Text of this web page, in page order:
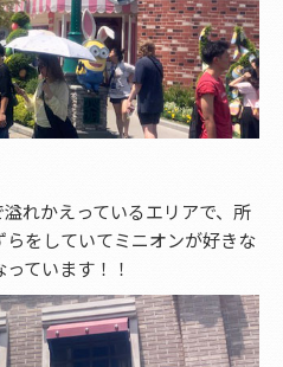
れかえっているエリアで、所
をしていてミニオンが好きな
ています！！